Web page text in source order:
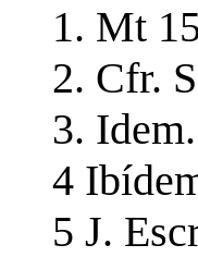
1. Mt
2. Cfr.
3.
4
5 J.